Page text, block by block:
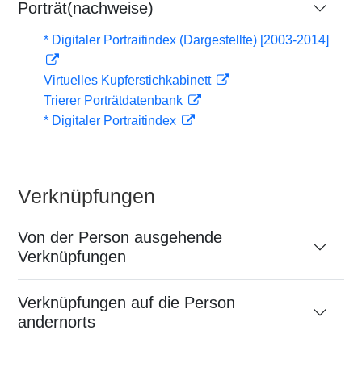
Porträt(nachweise)
* Digitaler Portraitindex (Dargestellte) [2003-2014]
Virtuelles Kupferstichkabinett
Trierer Porträtdatenbank
* Digitaler Portraitindex
Verknüpfungen
Von der Person ausgehende
Verknüpfungen
Verknüpfungen auf die Person
andernorts